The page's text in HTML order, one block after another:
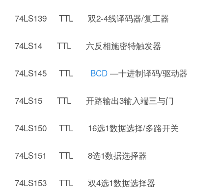
74LS139 TTL 双2-4线译码器/复工器
74LS14 TTL 六反相施密特触发器
74LS145 TTL BCD —十进制译码/驱动器
74LS15 TTL 开路输出3输入端三与门
74LS150 TTL 16选1数据选择/多路开关
74LS151 TTL 8选1数据选择器
74LS153 TTL 双4选1数据选择器